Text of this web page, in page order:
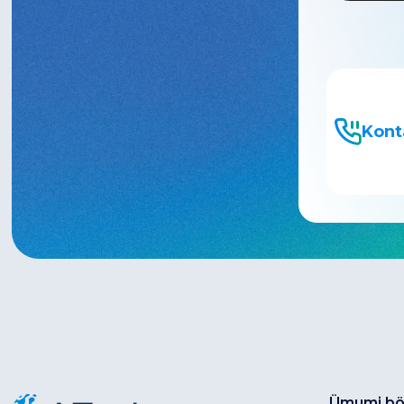
05Gizlilik sözləşməsi və
Bütün hüquqları qorunur © 2026 az-net.az